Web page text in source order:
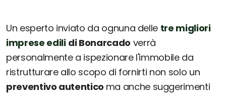
Un esperto inviato da ognuna delle tre migliori
imprese edili di Bonarcado verrà
personalmente a ispezionare l'immobile da
ristrutturare allo scopo di fornirti non solo un
preventivo autentico ma anche suggerimenti